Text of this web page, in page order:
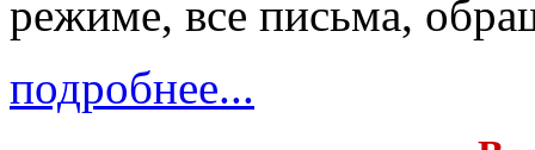
режиме, все письма,
подробнее...